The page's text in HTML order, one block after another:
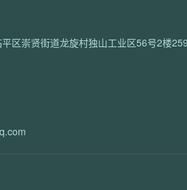
区崇贤街道龙旋村独山工业区56号2楼